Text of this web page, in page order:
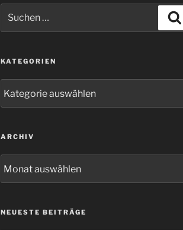
nach:
KATEGORIEN
ARCHIV
NEUESTE BEITRÄGE